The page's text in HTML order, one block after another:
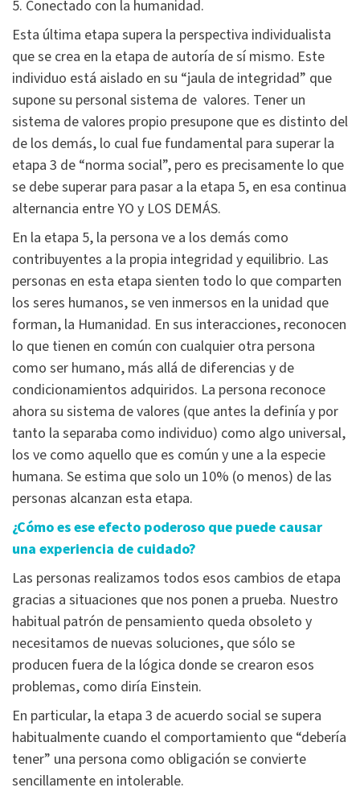
5. Conectado con la humanidad.
Esta última etapa supera la perspectiva individualista
que se crea en la etapa de autoría de sí mismo. Este
individuo está aislado en su “jaula de integridad” que
supone su personal sistema de valores. Tener un
sistema de valores propio presupone que es distinto del
de los demás, lo cual fue fundamental para superar la
etapa 3 de “norma social”, pero es precisamente lo que
se debe superar para pasar a la etapa 5, en esa continua
alternancia entre YO y LOS DEMÁS.
En la etapa 5, la persona ve a los demás como
contribuyentes a la propia integridad y equilibrio. Las
personas en esta etapa sienten todo lo que comparten
los seres humanos, se ven inmersos en la unidad que
forman, la Humanidad. En sus interacciones, reconocen
lo que tienen en común con cualquier otra persona
como ser humano, más allá de diferencias y de
condicionamientos adquiridos. La persona reconoce
ahora su sistema de valores (que antes la definía y por
tanto la separaba como individuo) como algo universal,
los ve como aquello que es común y une a la especie
humana. Se estima que solo un 10% (o menos) de las
personas alcanzan esta etapa.
¿Cómo es ese efecto poderoso que puede causar
una experiencia de cuidado?
Las personas realizamos todos esos cambios de etapa
gracias a situaciones que nos ponen a prueba. Nuestro
habitual patrón de pensamiento queda obsoleto y
necesitamos de nuevas soluciones, que sólo se
producen fuera de la lógica donde se crearon esos
problemas, como diría Einstein.
En particular, la etapa 3 de acuerdo social se supera
habitualmente cuando el comportamiento que “debería
tener” una persona como obligación se convierte
sencillamente en intolerable.